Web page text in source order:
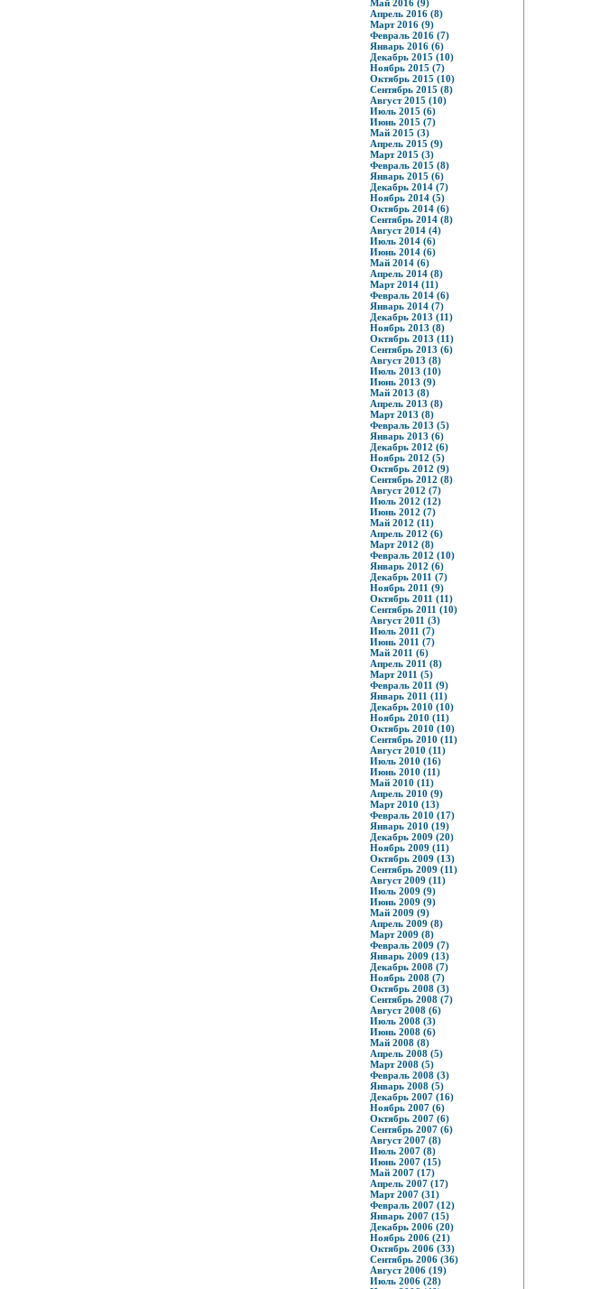
Май 2016 (9)
Апрель 2016 (8)
Март 2016 (9)
Февраль 2016 (7)
Январь 2016 (6)
Декабрь 2015 (10)
Ноябрь 2015 (7)
Октябрь 2015 (10)
Сентябрь 2015 (8)
Август 2015 (10)
Июль 2015 (6)
Июнь 2015 (7)
Май 2015 (3)
Апрель 2015 (9)
Март 2015 (3)
Февраль 2015 (8)
Январь 2015 (6)
Декабрь 2014 (7)
Ноябрь 2014 (5)
Октябрь 2014 (6)
Сентябрь 2014 (8)
Август 2014 (4)
Июль 2014 (6)
Июнь 2014 (6)
Май 2014 (6)
Апрель 2014 (8)
Март 2014 (11)
Февраль 2014 (6)
Январь 2014 (7)
Декабрь 2013 (11)
Ноябрь 2013 (8)
Октябрь 2013 (11)
Сентябрь 2013 (6)
Август 2013 (8)
Июль 2013 (10)
Июнь 2013 (9)
Май 2013 (8)
Апрель 2013 (8)
Март 2013 (8)
Февраль 2013 (5)
Январь 2013 (6)
Декабрь 2012 (6)
Ноябрь 2012 (5)
Октябрь 2012 (9)
Сентябрь 2012 (8)
Август 2012 (7)
Июль 2012 (12)
Июнь 2012 (7)
Май 2012 (11)
Апрель 2012 (6)
Март 2012 (8)
Февраль 2012 (10)
Январь 2012 (6)
Декабрь 2011 (7)
Ноябрь 2011 (9)
Октябрь 2011 (11)
Сентябрь 2011 (10)
Август 2011 (3)
Июль 2011 (7)
Июнь 2011 (7)
Май 2011 (6)
Апрель 2011 (8)
Март 2011 (5)
Февраль 2011 (9)
Январь 2011 (11)
Декабрь 2010 (10)
Ноябрь 2010 (11)
Октябрь 2010 (10)
Сентябрь 2010 (11)
Август 2010 (11)
Июль 2010 (16)
Июнь 2010 (11)
Май 2010 (11)
Апрель 2010 (9)
Март 2010 (13)
Февраль 2010 (17)
Январь 2010 (19)
Декабрь 2009 (20)
Ноябрь 2009 (11)
Октябрь 2009 (13)
Сентябрь 2009 (11)
Август 2009 (11)
Июль 2009 (9)
Июнь 2009 (9)
Май 2009 (9)
Апрель 2009 (8)
Март 2009 (8)
Февраль 2009 (7)
Январь 2009 (13)
Декабрь 2008 (7)
Ноябрь 2008 (7)
Октябрь 2008 (3)
Сентябрь 2008 (7)
Август 2008 (6)
Июль 2008 (3)
Июнь 2008 (6)
Май 2008 (8)
Апрель 2008 (5)
Март 2008 (5)
Февраль 2008 (3)
Январь 2008 (5)
Декабрь 2007 (16)
Ноябрь 2007 (6)
Октябрь 2007 (6)
Сентябрь 2007 (6)
Август 2007 (8)
Июль 2007 (8)
Июнь 2007 (15)
Май 2007 (17)
Апрель 2007 (17)
Март 2007 (31)
Февраль 2007 (12)
Январь 2007 (15)
Декабрь 2006 (20)
Ноябрь 2006 (21)
Октябрь 2006 (33)
Сентябрь 2006 (36)
Август 2006 (19)
Июль 2006 (28)